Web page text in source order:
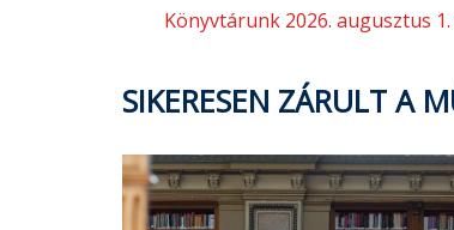
Könyvtárunk 2026. augusztus
SIKERESEN ZÁRULT A